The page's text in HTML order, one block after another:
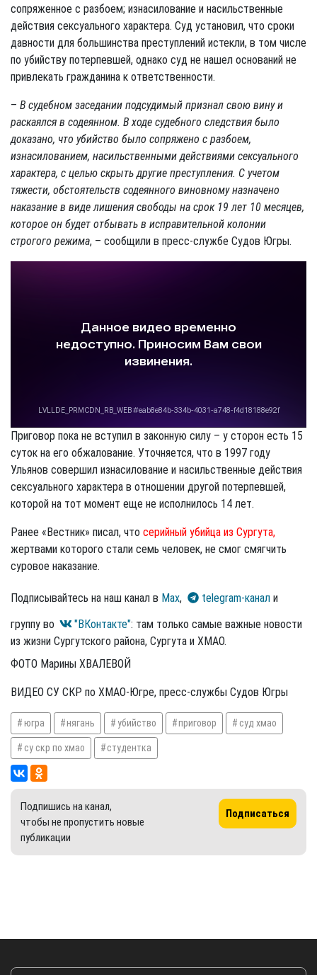
сопряженное с разбоем; изнасилование и насильственные
действия сексуального характера. Суд установил, что сроки
давности для большинства преступлений истекли, в том числе
по убийству потерпевшей, однако суд не нашел оснований не
привлекать гражданина к ответственности.
– В судебном заседании подсудимый признал свою вину и
раскаялся в содеянном. В ходе судебного следствия было
доказано, что убийство было сопряжено с разбоем,
изнасилованием, насильственными действиями сексуального
характера, с целью скрыть другие преступления. С учетом
тяжести, обстоятельств содеянного виновному назначено
наказание в виде лишения свободы на срок 19 лет 10 месяцев,
которое он будет отбывать в исправительной колонии
строгого режима, – сообщили в пресс-службе Судов Югры.
Приговор пока не вступил в законную силу – у сторон есть 15
суток на его обжалование. Уточняется, что в 1997 году
Ульянов совершил изнасилование и насильственные действия
сексуального характера в отношении другой потерпевшей,
которой на тот момент еще не исполнилось 14 лет.
Ранее «Вестник» писал, что серийный убийца из Сургута,
жертвами которого стали семь человек, не смог смягчить
суровое наказание.
Подписывайтесь на наш канал в Max, telegram-канал и
группу во
"ВКонтакте": там только самые важные новости
из жизни Сургутского района, Сургута и ХМАО.
ФОТО Марины ХВАЛЕВОЙ
ВИДЕО СУ СКР по ХМАО-Югре, пресс-службы Судов Югры
югра нягань убийство приговор суд хмао
су скр по хмао студентка
Подпишись на канал,
чтобы не пропустить новые
публикации
Подписаться